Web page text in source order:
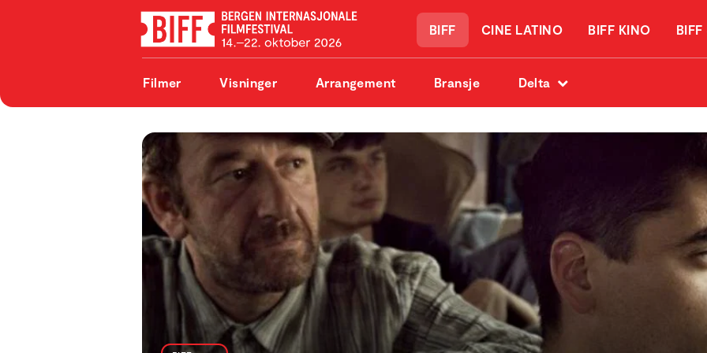
BIFF CINE LATINO BIFF KINO BIFF
Filmer Visninger Arrangement Bransje Delta